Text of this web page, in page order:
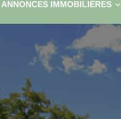
ANNONCES IMMOBILIÈRES